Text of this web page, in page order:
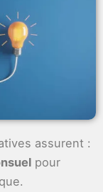
assurent :
pour